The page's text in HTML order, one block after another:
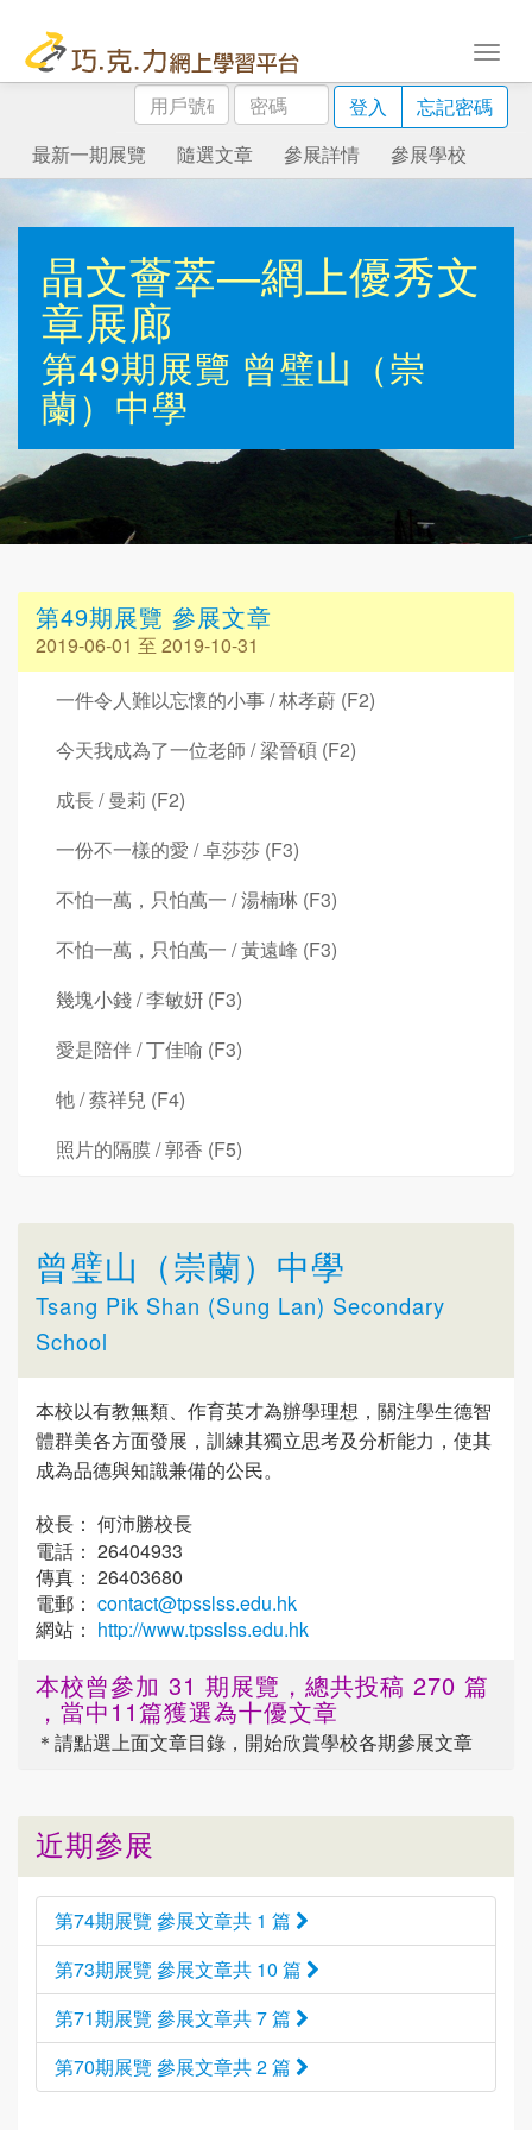
用
戶
號
碼
密
碼
登入
忘記密碼
最新一期展覽
隨選文章 參展詳情 參展學校
晶文薈萃—網上優秀文
章展廊
第49期展覽 曾璧山（崇
蘭）中學
第49期展覽 參展文章
2019-06-01 至 2019-10-31
一件令人難以忘懷的小事 / 林孝蔚 (F2)
今天我成為了一位老師 / 梁晉碩 (F2)
成長 / 曼莉 (F2)
一份不一樣的愛 / 卓莎莎 (F3)
不怕一萬，只怕萬一 / 湯楠琳 (F3)
不怕一萬，只怕萬一 / 黃遠峰 (F3)
幾塊小錢 / 李敏姸 (F3)
愛是陪伴 / 丁佳喻 (F3)
牠 / 蔡祥兒 (F4)
照片的隔膜 / 郭香 (F5)
曾璧山（崇蘭）中學
Tsang Pik Shan (Sung Lan) Secondary
School
本校以有教無類、作育英才為辦學理想，關注學生德智
體群美各方面發展，訓練其獨立思考及分析能力，使其
成為品德與知識兼備的公民。
校長： 何沛勝校長
電話： 26404933
傳真： 26403680
電郵： contact@tpsslss.edu.hk
網站： http://www.tpsslss.edu.hk
本校曾參加 31 期展覽，總共投稿 270 篇
，當中11篇獲選為十優文章
＊請點選上面文章目錄，開始欣賞學校各期參展文章
近期參展
第74期展覽 參展文章共 1 篇
第73期展覽 參展文章共 10 篇
第71期展覽 參展文章共 7 篇
第70期展覽 參展文章共 2 篇